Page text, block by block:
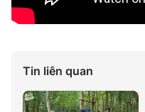
Tin liên quan